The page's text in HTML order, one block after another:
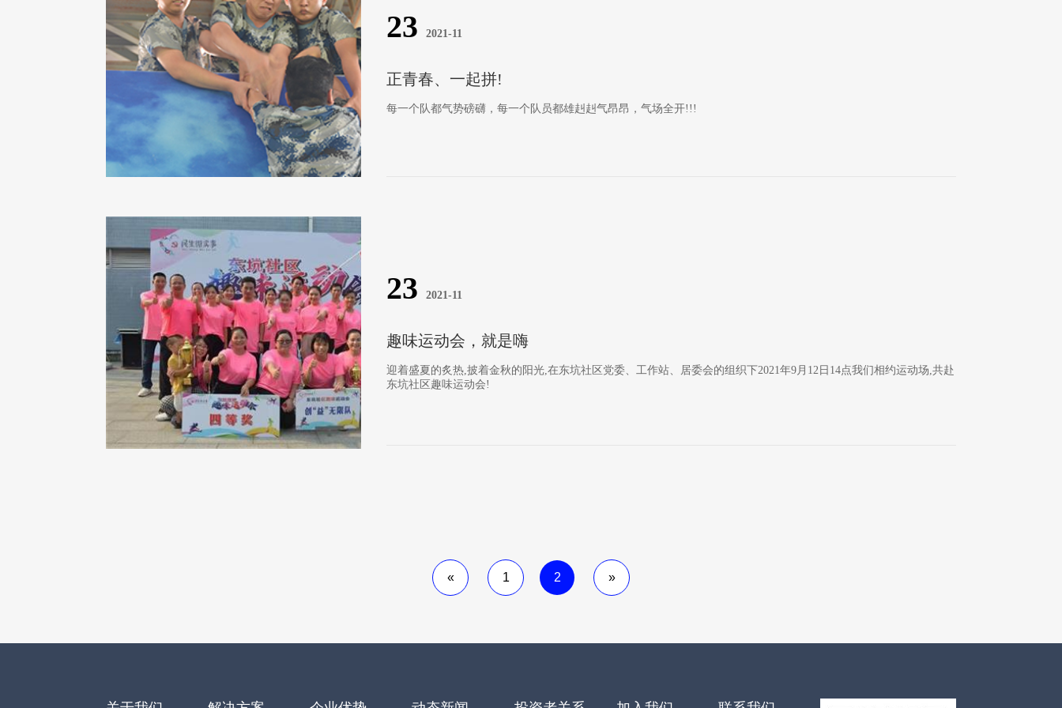
232021-11
正青春、一起拼!
每一个队都气势磅礴，每一个队员都雄赳赳气昂昂，气场全开!!!
232021-11
趣味运动会，就是嗨
迎着盛夏的炙热,披着金秋的阳光,在东坑社区党委、工作站、居委会的组织下2021年9月12日14点我们相约运动场,共赴
东坑社区趣味运动会!
« 1 2 »